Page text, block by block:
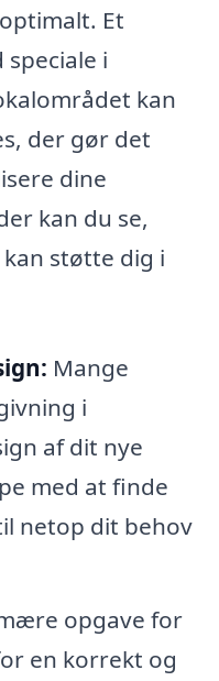
Et
i
kan
der gør det
dine
kan du se,
støtte dig i
Mange
i
af dit nye
med at finde
netop dit behov
opgave for
en korrekt og